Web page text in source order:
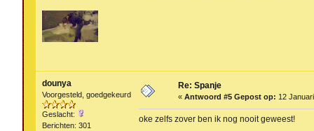
dounya
Voorgesteld, goedgekeurd
Geslacht:
Berichten: 301
Re: Spanje
« Antwoord #5 Gepost op: 12
oke zelfs zover ben ik nog nooit geweest!